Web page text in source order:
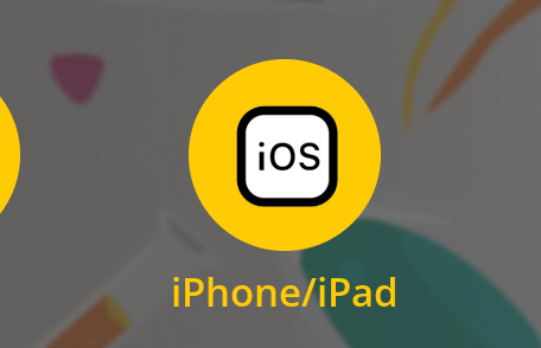
iPhone/iPad
Zum Download
für iPhone und iPad